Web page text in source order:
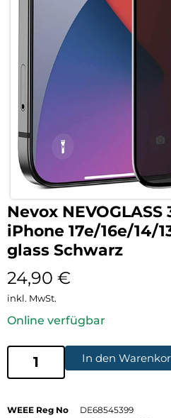
Nevox
iPhone 17e/16e/14/
glass Schwarz
24,90 €
inkl. MwSt.
Online verfügbar
In den
WEEE Reg No
DE68545399